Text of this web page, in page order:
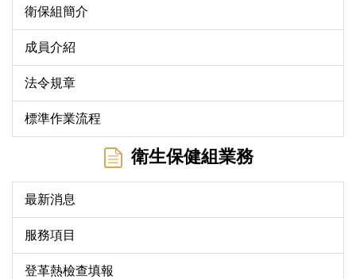
衛保組簡介
成員介紹
法令規章
標準作業流程
衛生保健組業務
最新消息
服務項目
登革熱檢查填報